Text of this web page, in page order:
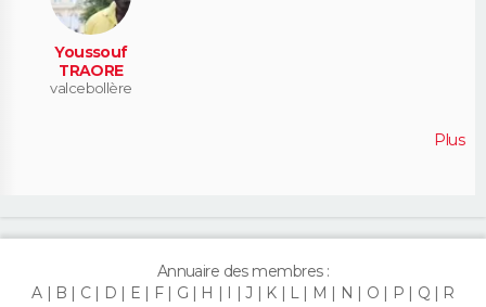
Youssouf
TRAORE
valcebollère
Plus
Annuaire des membres :
A
B C D E F G H J K L M N O P Q
R